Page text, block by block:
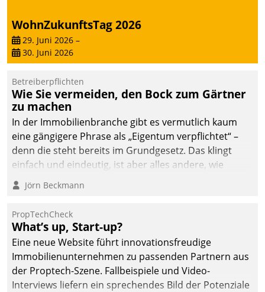
automatisiert ausgelöste,
zielgerichtete
Mieterbefragungen – eine
starke Grundlage für
intelligente,
datengestützte
Entscheidungen.
WohnZukunftsTag 2026
29. Juni 2026 –
30. Juni 2026
Betreiberpflichten
Wie Sie vermeiden, den Bock zum Gärtner
zu machen
In der Immobilienbranche gibt es vermutlich kaum
eine gängigere Phrase als „Eigentum verpflichtet“ –
denn die steht bereits im Grundgesetz. Das klingt
einfach und eindeutig, ist aber alles andere, wie
Branchenbeschäftigte wissen. Denn mit der
Verantwortung folgen Verpflichtungen.
Jörn Beckmann
PropTechCheck
What’s up, Start-up?
Eine neue Website führt innovationsfreudige
Immobilienunternehmen zu passenden Partnern aus
der Proptech-Szene. Fallbeispiele und Video-
Interviews liefern ein sprechendes Bild der Potenziale